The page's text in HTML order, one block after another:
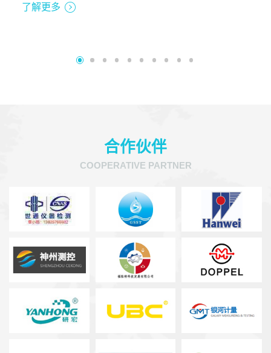
了解更多
合作伙伴
COOPERATIVE PARTNER